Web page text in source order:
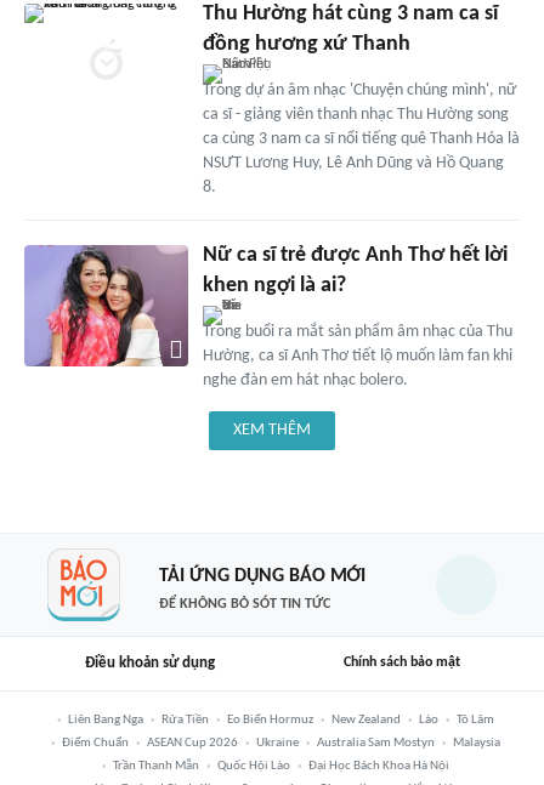
Thu Hường hát cùng 3 nam ca sĩ
đồng hương xứ Thanh
Trong dự án âm nhạc 'Chuyện chúng mình', nữ
ca sĩ - giảng viên thanh nhạc Thu Hường song
ca cùng 3 nam ca sĩ nổi tiếng quê Thanh Hóa là
NSƯT Lương Huy, Lê Anh Dũng và Hồ Quang
8.
Nữ ca sĩ trẻ được Anh Thơ hết lời
khen ngợi là ai?
Trong buổi ra mắt sản phẩm âm nhạc của Thu
Hường, ca sĩ Anh Thơ tiết lộ muốn làm fan khi
nghe đàn em hát nhạc bolero.
XEM THÊM
TẢI ỨNG DỤNG BÁO MỚI
ĐỂ KHÔNG BỎ SÓT TIN TỨC
Điều khoản sử dụng Chính sách bảo mật
Liên Bang Nga Rửa Tiền Eo Biển Hormuz New Zealand Lào
Tô Lâm
Điểm Chuẩn
ASEAN Cup 2026 Ukraine Australia Sam Mostyn
Malaysia
Trần Thanh Mẫn
Quốc Hội Lào
Đại Học Bách Khoa Hà Nội